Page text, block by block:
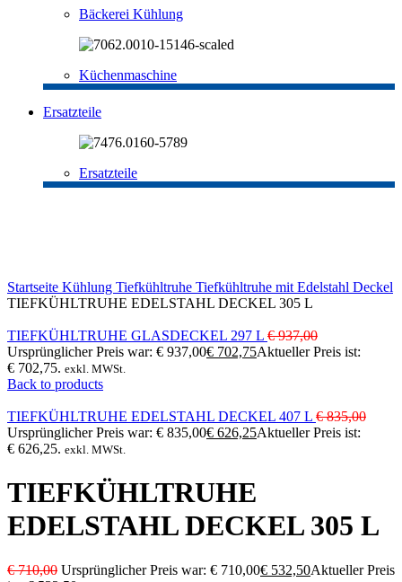
Bäckerei Kühlung
Küchenmaschine
Ersatzteile
Ersatzteile
Startseite Kühlung Tiefkühltruhe Tiefkühltruhe mit Edelstahl Deckel
TIEFKÜHLTRUHE EDELSTAHL DECKEL 305 L
TIEFKÜHLTRUHE GLASDECKEL 297 L €937,00
Ursprünglicher Preis war: € 937,00€ 702,75Aktueller Preis ist:
€ 702,75. exkl. MWSt.
Back to products
TIEFKÜHLTRUHE EDELSTAHL DECKEL 407 L €835,00
Ursprünglicher Preis war: € 835,00€ 626,25Aktueller Preis ist:
€ 626,25. exkl. MWSt.
TIEFKÜHLTRUHE
EDELSTAHL DECKEL 305 L
€710,00 Ursprünglicher Preis war: € 710,00€ 532,50Aktueller Preis